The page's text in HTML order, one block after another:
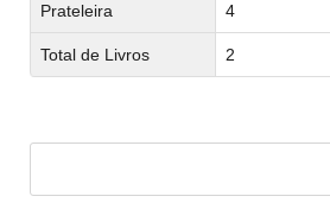
Prateleira 4
Total de Livros 2